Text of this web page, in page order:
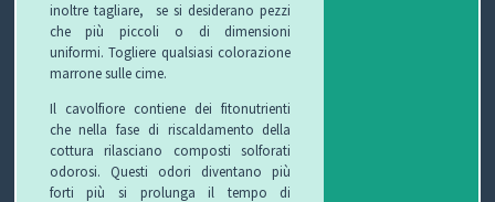
inoltre tagliare, se si desiderano pezzi
che più piccoli o di dimensioni
uniformi. Togliere qualsiasi colorazione
marrone sulle cime.
Il cavolfiore contiene dei fitonutrienti
che nella fase di riscaldamento della
cottura rilasciano composti solforati
odorosi.
Questi odori diventano più
forti più si prolunga il tempo di